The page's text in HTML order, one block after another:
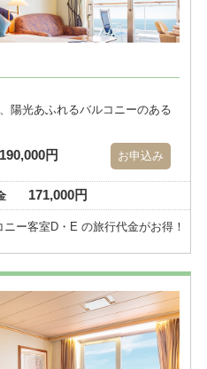
陽光あふれるバルコニーのある
190,000円 お申込み
171,000円
ニー客室D・E の旅行代金がお得！